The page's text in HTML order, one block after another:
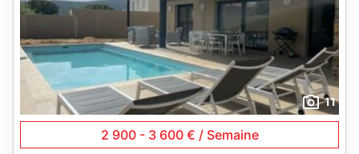
11
2 900 - 3 600 € / Semaine